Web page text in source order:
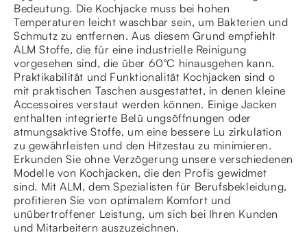
Bedeutung. Die Kochjacke muss bei hohen
Temperaturen leicht waschbar sein, um Bakterien und
Schmutz zu entfernen. Aus diesem Grund empfiehlt
ALM Stoffe, die für eine industrielle Reinigung
vorgesehen sind, die über 60°C hinausgehen kann.
Praktikabilität und Funktionalität Kochjacken sind o
mit praktischen Taschen ausgestattet, in denen kleine
Accessoires verstaut werden können. Einige Jacken
enthalten integrierte Belü ungsöffnungen oder
atmungsaktive Stoffe, um eine bessere Lu zirkulation
zu gewährleisten und den Hitzestau zu minimieren.
Erkunden Sie ohne Verzögerung unsere verschiedenen
Modelle von Kochjacken, die den Profis gewidmet
sind. Mit ALM, dem Spezialisten für Berufsbekleidung,
profitieren Sie von optimalem Komfort und
unübertroffener Leistung, um sich bei Ihren Kunden
und Mitarbeitern auszuzeichnen.